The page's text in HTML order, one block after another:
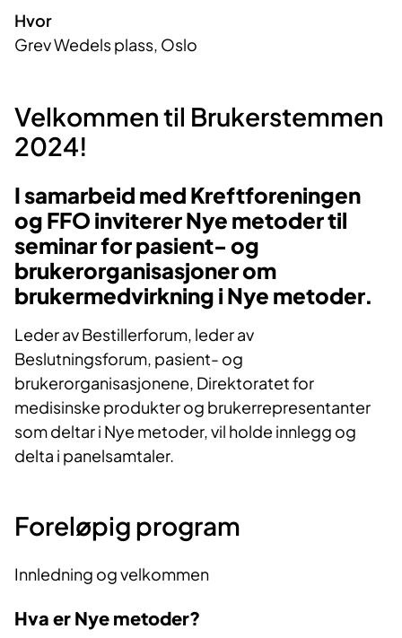
Hvor
Grev Wedels plass, Oslo
Velkommen til Brukerstemmen
2024!
I samarbeid med Kreftforeningen
og FFO inviterer Nye metoder til
seminar for pasient- og
brukerorganisasjoner om
brukermedvirkning i Nye metoder.
Leder av Bestillerforum, leder av
Beslutningsforum, pasient- og
brukerorganisasjonene, Direktoratet for
medisinske produkter og brukerrepresentanter
som deltar i Nye metoder, vil holde innlegg og
delta i panelsamtaler.
Foreløpig program
Innledning og velkommen
Hva er Nye metoder?